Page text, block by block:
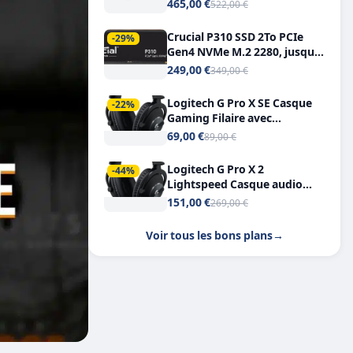
465,00 €522,00 €
-29%
Crucial P310 SSD 2To PCIe
Gen4 NVMe M.2 2280, jusqu’à
7.100 Mo/s
249,00 €349,00 €
-22%
Logitech G Pro X SE Casque
Gaming Filaire avec
Microphone Micro
7.1
69,00 €89,00 €
-44%
Logitech G Pro X 2
Lightspeed Casque audio
bluetooth
151,00 €269,00 €
Voir tous les bons plans→